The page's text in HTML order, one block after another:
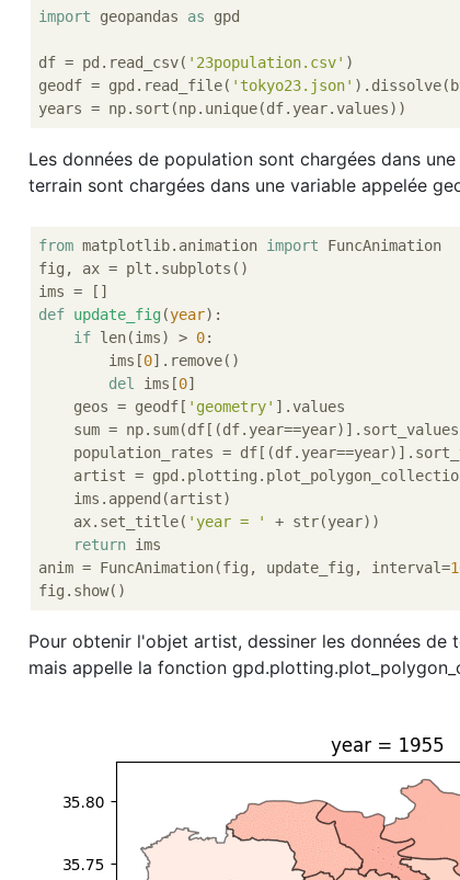
import geopandas as gpd
df = pd.read_csv( '23population.csv' )
geodf = gpd.read_file( 'tokyo23.json'
Les données de population sont chargées dans
terrain sont chargées dans une variable appelée
from matplotlib.animation import FuncAnimation
fig, ax = plt.subplots()
def update_fig(year):
if len(ims) > 0:
        ims[
0].remove()
del
ims[0]
    geos = geodf[
'geometry' ].values
sum =
population_rates =
artist =
    ims.append(artist)
    ax.set_title(
'year = '
+ str(year))
return ims
anim = FuncAnimation(fig, update_fig, interval=
Pour obtenir l'objet artist, dessiner les données de
mais appelle la fonction